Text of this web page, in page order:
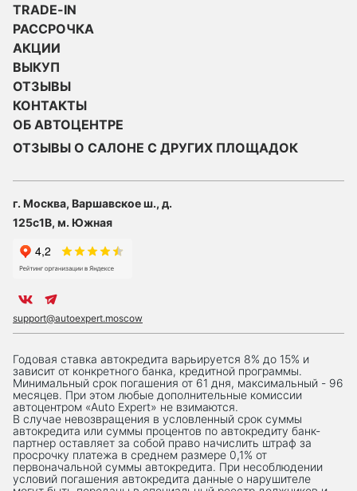
TRADE-IN
РАССРОЧКА
АКЦИИ
ВЫКУП
ОТЗЫВЫ
КОНТАКТЫ
ОБ АВТОЦЕНТРЕ
ОТЗЫВЫ О САЛОНЕ С ДРУГИХ ПЛОЩАДОК
г. Москва, Варшавское ш., д.
125с1В, м. Южная
support@autoexpert.moscow
Годовая ставка автокредита варьируется 8% до 15% и
зависит от конкретного банка, кредитной программы.
Минимальный срок погашения от 61 дня, максимальный - 96
месяцев. При этом любые дополнительные комиссии
автоцентром «Auto Expert» не взимаются.
В случае невозвращения в условленный срок суммы
автокредита или суммы процентов по автокредиту банк-
партнер оставляет за собой право начислить штраф за
просрочку платежа в среднем размере 0,1% от
первоначальной суммы автокредита. При несоблюдении
условий погашения автокредита данные о нарушителе